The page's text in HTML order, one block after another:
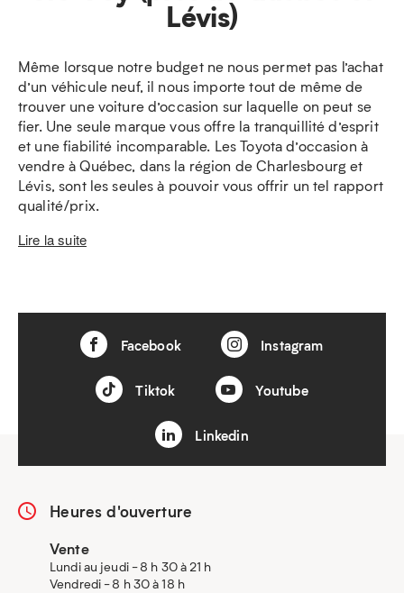
Lévis)
Même lorsque notre budget ne nous permet pas l’achat
d’un véhicule neuf, il nous importe tout de même de
trouver une voiture d’occasion sur laquelle on peut se
fier. Une seule marque vous offre la tranquillité d’esprit
et une fiabilité incomparable. Les Toyota d’occasion à
vendre à Québec, dans la région de Charlesbourg et
Lévis, sont les seules à pouvoir vous offrir un tel rapport
qualité/prix.
Lire la suite
Facebook Instagram
Tiktok Youtube
Linkedin
Heures d'ouverture
Vente
Lundi au jeudi - 8 h 30 à 21 h
Vendredi - 8 h 30 à 18 h